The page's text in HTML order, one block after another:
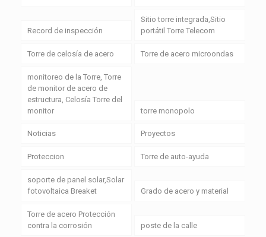
Record de inspección
Sitio torre integrada,Sitio
portátil Torre Telecom
Torre de celosía de acero Torre de acero microondas
monitoreo de la Torre, Torre
de monitor de acero de
estructura, Celosía Torre del
monitor
torre monopolo
Noticias Proyectos
Proteccion Torre de auto-ayuda
soporte de panel solar,Solar
fotovoltaica Breaket
Grado de acero y material
Torre de acero Protección
contra la corrosión
poste de la calle